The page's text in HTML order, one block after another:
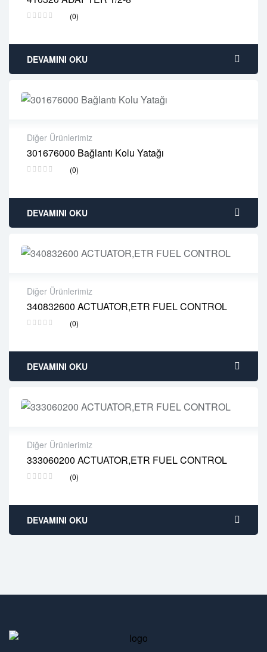
(0)
2 years warranty
Delivery time: 1-2 business days
DEVAMINI OKU
Diğer Ürünlerimiz
301676000 Bağlantı Kolu Yatağı
(0)
2 years warranty
Delivery time: 1-2 business days
DEVAMINI OKU
Diğer Ürünlerimiz
340832600 ACTUATOR,ETR FUEL CONTROL
(0)
2 years warranty
Delivery time: 1-2 business days
DEVAMINI OKU
Diğer Ürünlerimiz
333060200 ACTUATOR,ETR FUEL CONTROL
(0)
2 years warranty
Delivery time: 1-2 business days
DEVAMINI OKU